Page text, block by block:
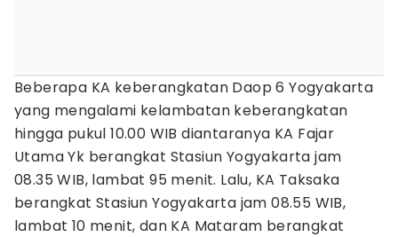
Beberapa KA keberangkatan Daop 6 Yogyakarta
yang mengalami kelambatan keberangkatan
hingga pukul 10.00 WIB diantaranya KA Fajar
Utama Yk berangkat Stasiun Yogyakarta jam
08.35 WIB, lambat 95 menit. Lalu, KA Taksaka
berangkat Stasiun Yogyakarta jam 08.55 WIB,
lambat 10 menit, dan KA Mataram berangkat